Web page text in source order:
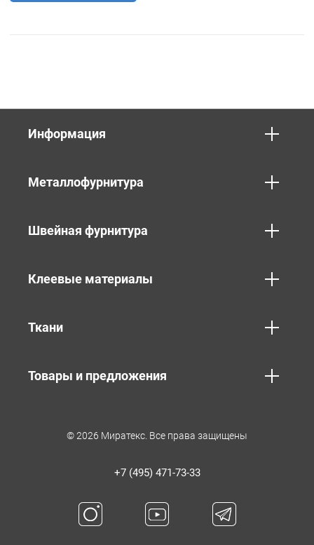
Информация
Металлофурнитура
Швейная фурнитура
Клеевые материалы
Ткани
Товары и предложения
© 2026 Миратекс. Все права защищены
+7 (495) 471-73-33